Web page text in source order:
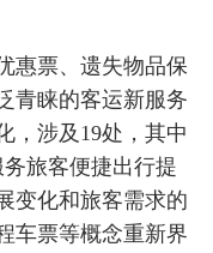
惠票、遗失物品保
青睐的客运新服务
，涉及19处，其中
旅客便捷出行提
变化和旅客需求的
车票等概念重新界